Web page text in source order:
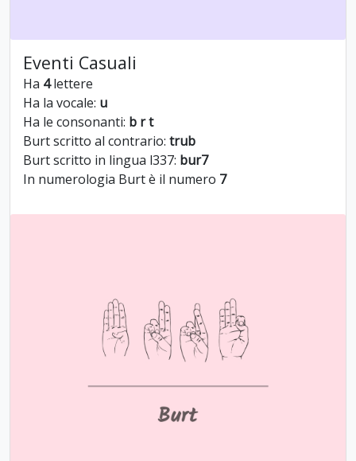
Eventi Casuali
Ha 4lettere
Ha la vocale: u
Ha le consonanti: b r t
Burt scritto al contrario: trub
Burt scritto in lingua l337: bur7
In numerologia Burt è il numero 7